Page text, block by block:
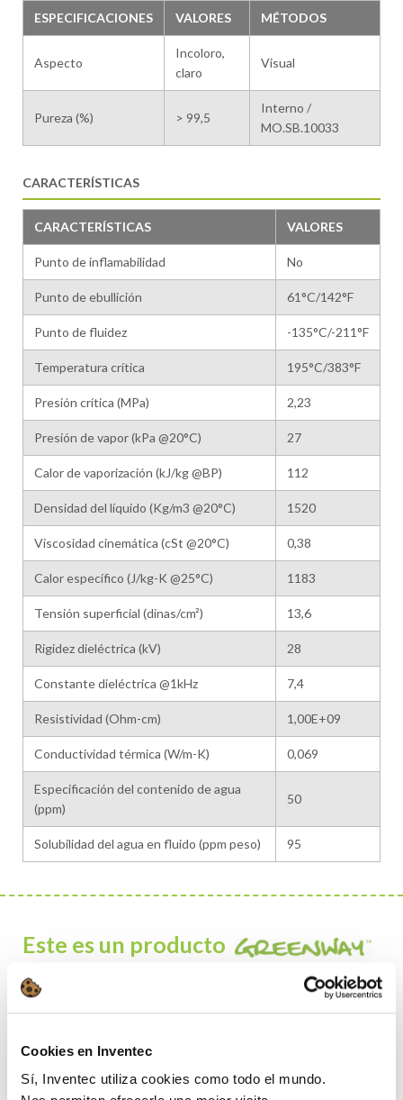
Cookies en Inventec
Sí, Inventec utiliza cookies como todo el mundo.
ESPECIFICACIONES VALORES MÉTODOS
Aspecto
Incoloro,
claro
Visual
Pureza (%) > 99,5
Interno /
MO.SB.10033
CARACTERÍSTICAS
CARACTERÍSTICAS VALORES
Punto de inflamabilidad No
Punto de ebullición 61°C/142°F
Punto de fluidez -135°C/-211°F
Temperatura crítica 195°C/383°F
Presión crítica (MPa) 2,23
Presión de vapor (kPa @20°C) 27
Calor de vaporización (kJ/kg @BP) 112
Densidad del líquido (Kg/m3 @20°C) 1520
Viscosidad cinemática (cSt @20°C) 0,38
Calor específico (J/kg-K @25°C) 1183
Tensión superficial (dinas/cm²) 13,6
Rigidez dieléctrica (kV) 28
Constante dieléctrica @1kHz 7,4
Resistividad (Ohm-cm) 1,00E+09
Conductividad térmica (W/m-K) 0,069
Especificación del contenido de agua
(ppm)
50
Solubilidad del agua en fluido (ppm peso) 95
Este es un producto
PRINCIPALES FACTORES QUE REDUCEN EL IMPACTO:
SALUD y SEGURIDAD HUMANA
No inflamable, sin punto de ignición y sin frases de riesgo
en el equipo